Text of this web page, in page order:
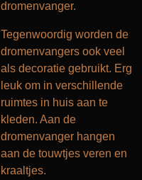
dromenvanger.
Tegenwoordig worden de
dromenvangers ook veel
als decoratie gebruikt. Erg
leuk om in verschillende
ruimtes in huis aan te
kleden. Aan de
dromenvanger hangen
aan de touwtjes veren en
kraaltjes.